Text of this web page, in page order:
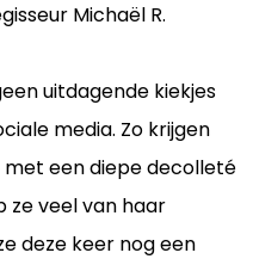
Michaël R.
uitdagende kiekjes
media. Zo krijgen
met een diepe decolleté
ze veel van haar
deze keer nog een